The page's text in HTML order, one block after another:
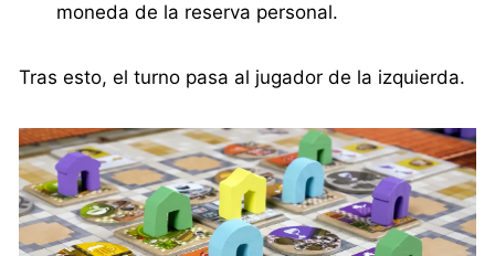
moneda de la reserva personal.
Tras esto, el turno pasa al jugador de la izquierda.